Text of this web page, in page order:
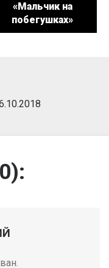
«Мальчик на
побегушках»
0):